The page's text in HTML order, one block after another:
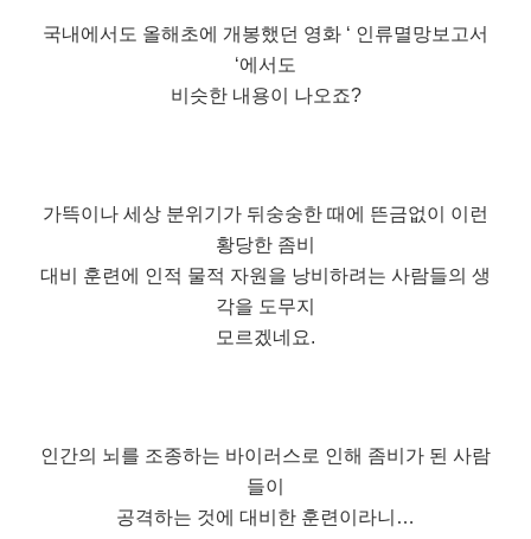
국내에서도 올해초에 개봉했던 영화 ‘ 인류멸망보고서
‘에서도
비슷한 내용이 나오죠?
가뜩이나 세상 분위기가 뒤숭숭한 때에 뜬금없이 이런
황당한 좀비
대비 훈련에 인적 물적 자원을 낭비하려는 사람들의 생
각을 도무지
모르겠네요.
인간의 뇌를 조종하는 바이러스로 인해 좀비가 된 사람
들이
공격하는 것에 대비한 훈련이라니…